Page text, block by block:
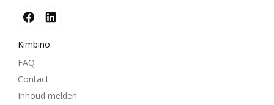
Kimbino
FAQ
Contact
Inhoud melden